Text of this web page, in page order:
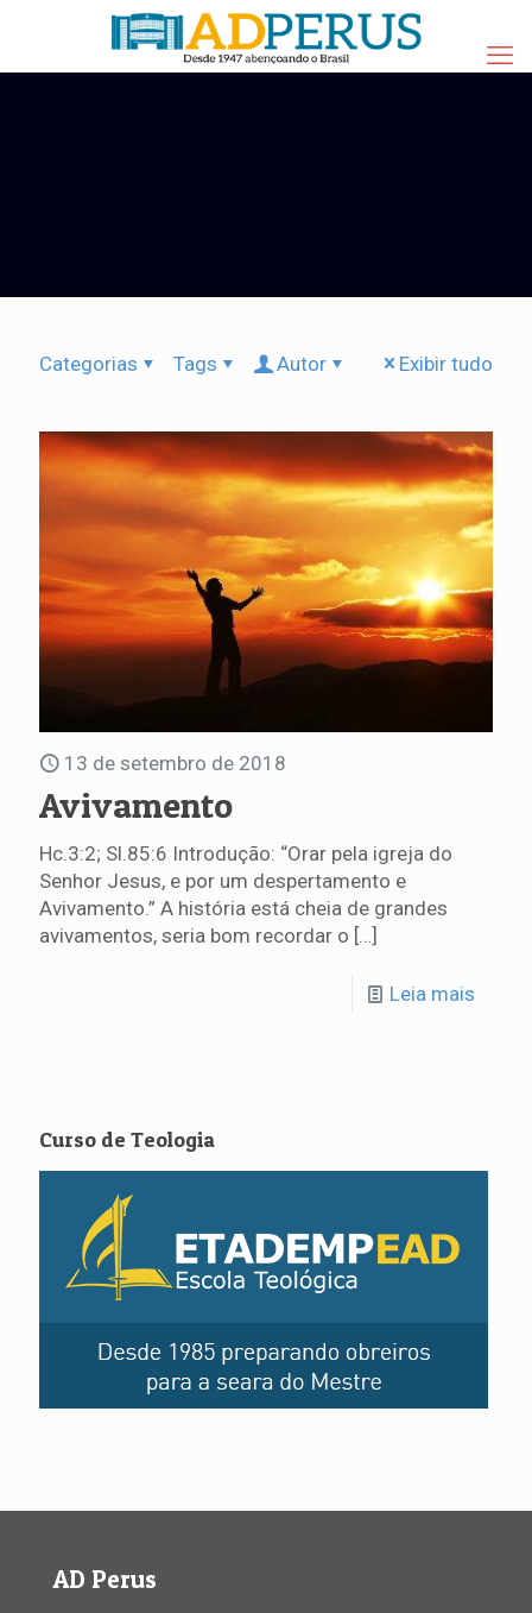
Categorias Tags Autor Exibir tudo
13 de setembro de 2018
Avivamento
Hc.3:2; Sl.85:6 Introdução: “Orar pela igreja do
Senhor Jesus, e por um despertamento e
Avivamento.” A história está cheia de grandes
avivamentos, seria bom recordar o […]
Leia mais
Curso de Teologia
AD Perus